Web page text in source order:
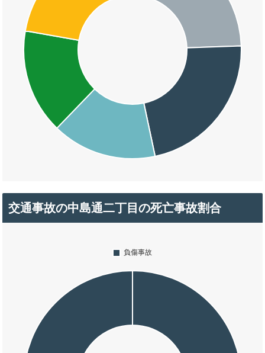
交通事故の中島通二丁目の死亡事故割合